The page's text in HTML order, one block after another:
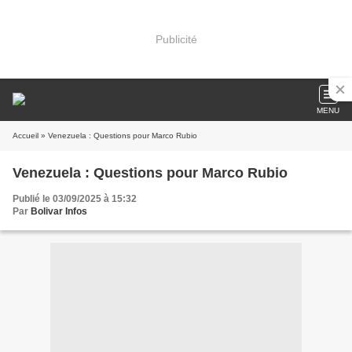
Publicité
MENU
Accueil » Venezuela : Questions pour Marco Rubio
Venezuela : Questions pour Marco Rubio
Publié le 03/09/2025 à 15:32
Par Bolivar Infos